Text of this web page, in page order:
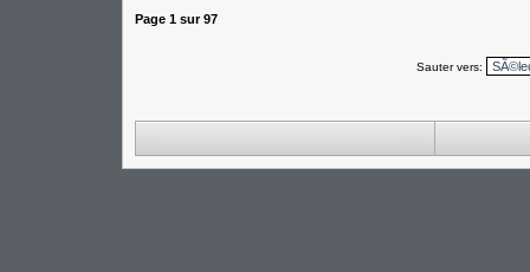
Page 1sur97
Sauter vers: